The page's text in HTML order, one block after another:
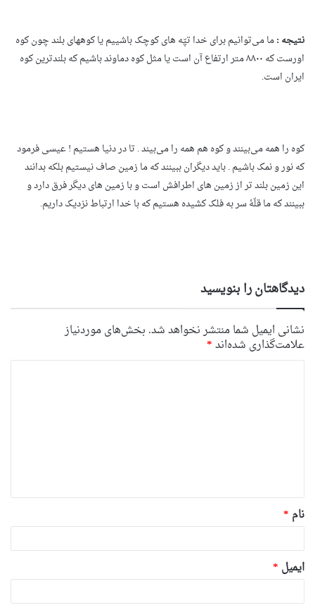
نتیجه :ما می‌توانیم برای خدا تپّه های کوچک باشییم یا کوههای بلند چون کوه
اورست که ۸۸۰۰ متر ارتفاع آن است یا مثل کوه دماوند باشیم که بلندترین کوه
ایران است.
کوه را همه می‌بینند و کوه هم همه را می‌بیند . تا در دنیا هستیم ! عیسی فرمود
که نور و نمک باشیم . باید دیگران ببینند که ما زمین صاف نیستیم بلکه بدانند
این زمین بلند تر از زمین های اطرافش است و با زمین های دیگر فرق دارد و
ببینند که ما قلّۀ سر به فلک کشیده هستیم که با خدا ارتباط نزدیک داریم.
دیدگاهتان را بنویسید
نشانی ایمیل شما منتشر نخواهد شد. بخش‌های موردنیاز
علامت‌گذاری شده‌اند*
*
نام *
ایمیل *